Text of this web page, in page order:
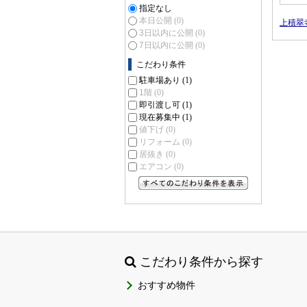
指定なし
本日公開 (0)
3日以内に公開 (0)
7日以内に公開 (0)
こだわり条件
駐車場あり (1)
1階 (0)
即引渡し可 (1)
現在募集中 (1)
値下げ (0)
リフォーム (0)
居抜き (0)
エアコン (0)
上積翠
こだわり条件から探す
おすすめ物件